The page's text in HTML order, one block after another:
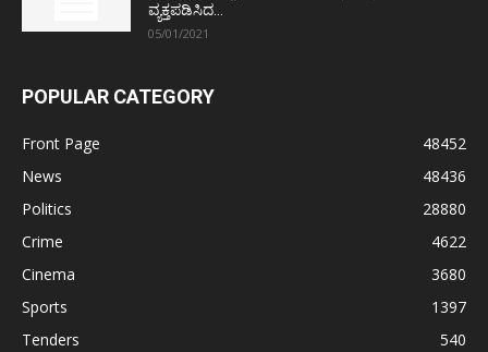
ವ್ಯಕ್ತಪಡಿಸಿದ...
05/01/2021
POPULAR CATEGORY
Front Page
48452
News
48436
Politics
28880
Crime
4622
Cinema
3680
Sports
1397
Tenders
540